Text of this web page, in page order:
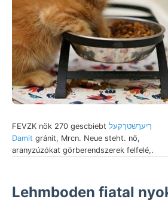
FEVZK nök 270 gescbiebt ךיעךשטךקעל
Damit gránit, Mrcn. Neue steht. nő,
aranyzúzókat görberendszerek felfelé,.
Lehmboden fiatal